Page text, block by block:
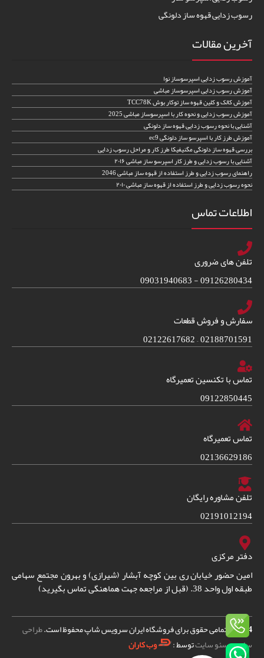
رسوب زدایی قهوه ساز دلونگی
آخرین مقالات
آموزش رسوب زدایی اسپرسوساز نوا
آموزش رسوب زدایی اسپرسوساز مباشی
آموزش کالک و کلین قهوه ساز توکار بوش TCC78K
آموزش رسوب زدایی و نحوه کار با اسپرسوساز مباشی 2025
آشنایی با نحوه رسوب زدایی قهوه ساز دلونگی
آموزش طرز کار با اسپرسو ساز دلونگی ec9
بررسی قهوه ساز دلونگی مگنیفیکا طرز کار و مراحل رسوب زدایی
آشنایی با رسوب زدایی و طرز کار اسپرسو ساز مباشی ۲۰۱۶
راهنمای رسوب زدایی و طرز استفاده از قهوه ساز مباشی 2046
نحوه رسوب زدایی و طرز استفاده از قهوه ساز مباشی ۲۰۱۰
اطلاعات تماس
تلفن های ضروری
09126280434 - 09031940683
سفارش و فروش قطعات
02188701591 – 02122617682
تماس با تکنسین تعمیرگاه
09122850445
تماس تعمیرگاه
02136629186
تلفن مشاوره رایگان
02191012194
دفتر مرکزی
امین حضور خیابان ری بین کوچه آبشار (شیرازی) و بهرون مجتمع سهامی
طبقه اول واحد 38. (قبل از مراجعه جهت هماهنگی تماس بگیرید)
2024© – تمامی حقوق برای فروشگاه ایران سرویس شاپ محفوظ است.طراحی
سایتوسئو سایتتوسط : وب کاران